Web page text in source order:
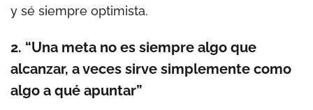
y sé siempre optimista.
2. “Una meta no es siempre algo que
alcanzar, a veces sirve simplemente como
algo a qué apuntar”